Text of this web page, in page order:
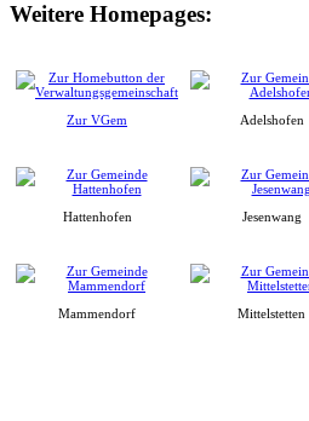
Weitere Homepages:
Zur VGem Adelshofen
Hattenhofen Jesenwang
Mammendorf Mittelstetten